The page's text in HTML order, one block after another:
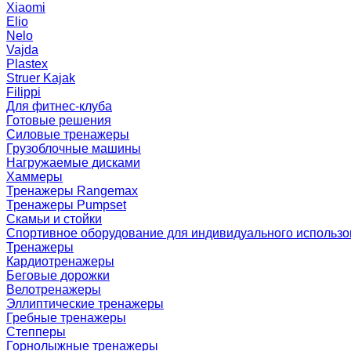
Xiaomi
Elio
Nelo
Vajda
Plastex
Struer Kajak
Filippi
Для фитнес-клуба
Готовые решения
Силовые тренажеры
Грузоблочные машины
Нагружаемые дисками
Хаммеры
Тренажеры Rangemax
Тренажеры Pumpset
Скамьи и стойки
Спортивное оборудование для индивидуального
Тренажеры
Кардиотренажеры
Беговые дорожки
Велотренажеры
Эллиптические тренажеры
Гребные тренажеры
Степперы
Горнолыжные тренажеры